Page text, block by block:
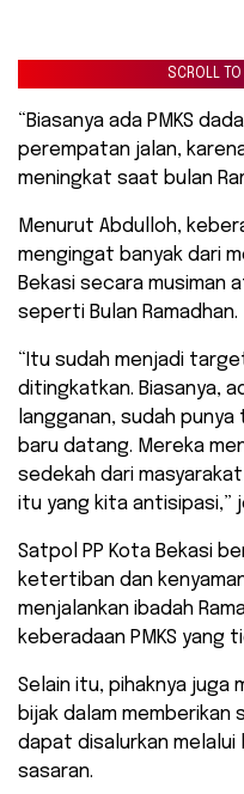
SCROLL TO
“Biasanya ada PMKS
perempatan jalan,
meningkat saat bulan
Menurut Abdulloh,
mengingat banyak dari
Bekasi secara
seperti Bulan Ramadhan.
“Itu sudah menjadi
ditingkatkan. Biasanya,
langganan, sudah
baru datang. Mereka
sedekah dari
itu yang kita antisipasi,”
Satpol PP Kota Bekasi
ketertiban dan
menjalankan ibadah
keberadaan PMKS yang
Selain itu, pihaknya juga
bijak dalam
dapat disalurkan
sasaran.